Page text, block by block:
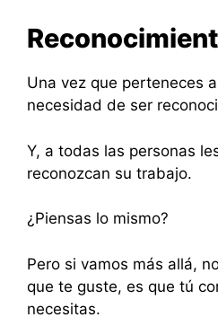
Una vez que perteneces
necesidad de ser
Y, a todas las personas
reconozcan su trabajo.
¿Piensas lo mismo?
Pero si vamos más allá,
que te guste, es que tú
necesitas.